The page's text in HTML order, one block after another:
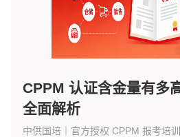
CPPM 认证含金量有多
全面解析
中供国培｜官方授权 CPPM 报考培